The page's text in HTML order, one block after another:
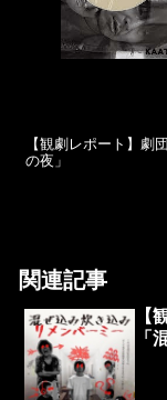
【観劇レポート】劇
の夜」
関連記事
【
「